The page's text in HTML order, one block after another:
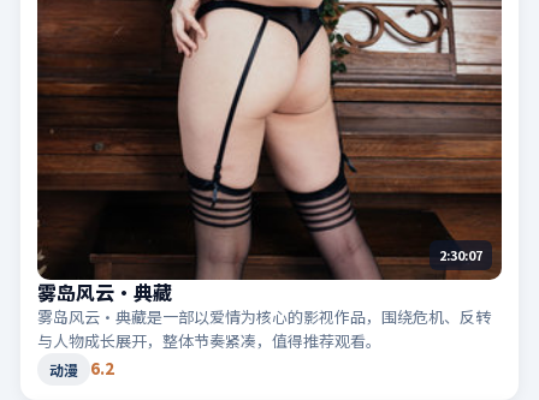
2:30:07
雾岛风云·典藏
雾岛风云·典藏是一部以爱情为核心的影视作品，围绕危机、反转
与人物成长展开，整体节奏紧凑，值得推荐观看。
动漫 6.2